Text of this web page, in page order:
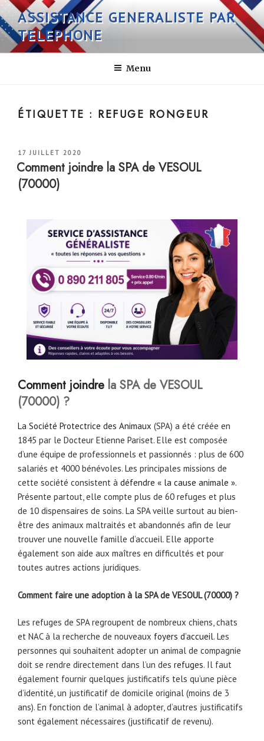
Aller
au
contenu
principal
ASSISTANCE GENERALISTE PAR
TELEPHONE
Menu
ÉTIQUETTE : REFUGE RONGEUR
PUBLIÉ
LE
17 JUILLET 2020
Comment joindre la SPA de VESOUL
(70000)
Comment joindre la SPA de VESOUL
(70000) ?
La Société Protectrice des Animaux (SPA) a été créée en
1845 par le Docteur Etienne Pariset. Elle est composée
d’une équipe de professionnels et passionnés : plus de 600
salariés et 4000 bénévoles. Les principales missions de
cette société consistent à défendre « la cause animale ».
Présente partout, elle compte plus de 60 refuges et plus
de 10 dispensaires de soins. La SPA veille surtout au bien-
être des animaux maltraités et abandonnés afin de leur
trouver une nouvelle famille d’accueil. Elle apporte
également son aide aux maîtres en difficultés et pour
toutes autres actions juridiques.
Comment faire une adoption à la SPA de VESOUL (70000) ?
Les refuges de SPA regroupent de nombreux chiens, chats
et NAC à la recherche de nouveaux foyers d’accueil. Les
personnes qui souhaitent adopter un animal de compagnie
doit se rendre directement dans l’un des refuges. Il faut
également fournir quelques justificatifs tels qu’une pièce
d’identité, un justificatif de domicile original (moins de 3
ans). En fonction de l’animal à adopter, d’autres justificatifs
sont également nécessaires (justificatif de revenu).